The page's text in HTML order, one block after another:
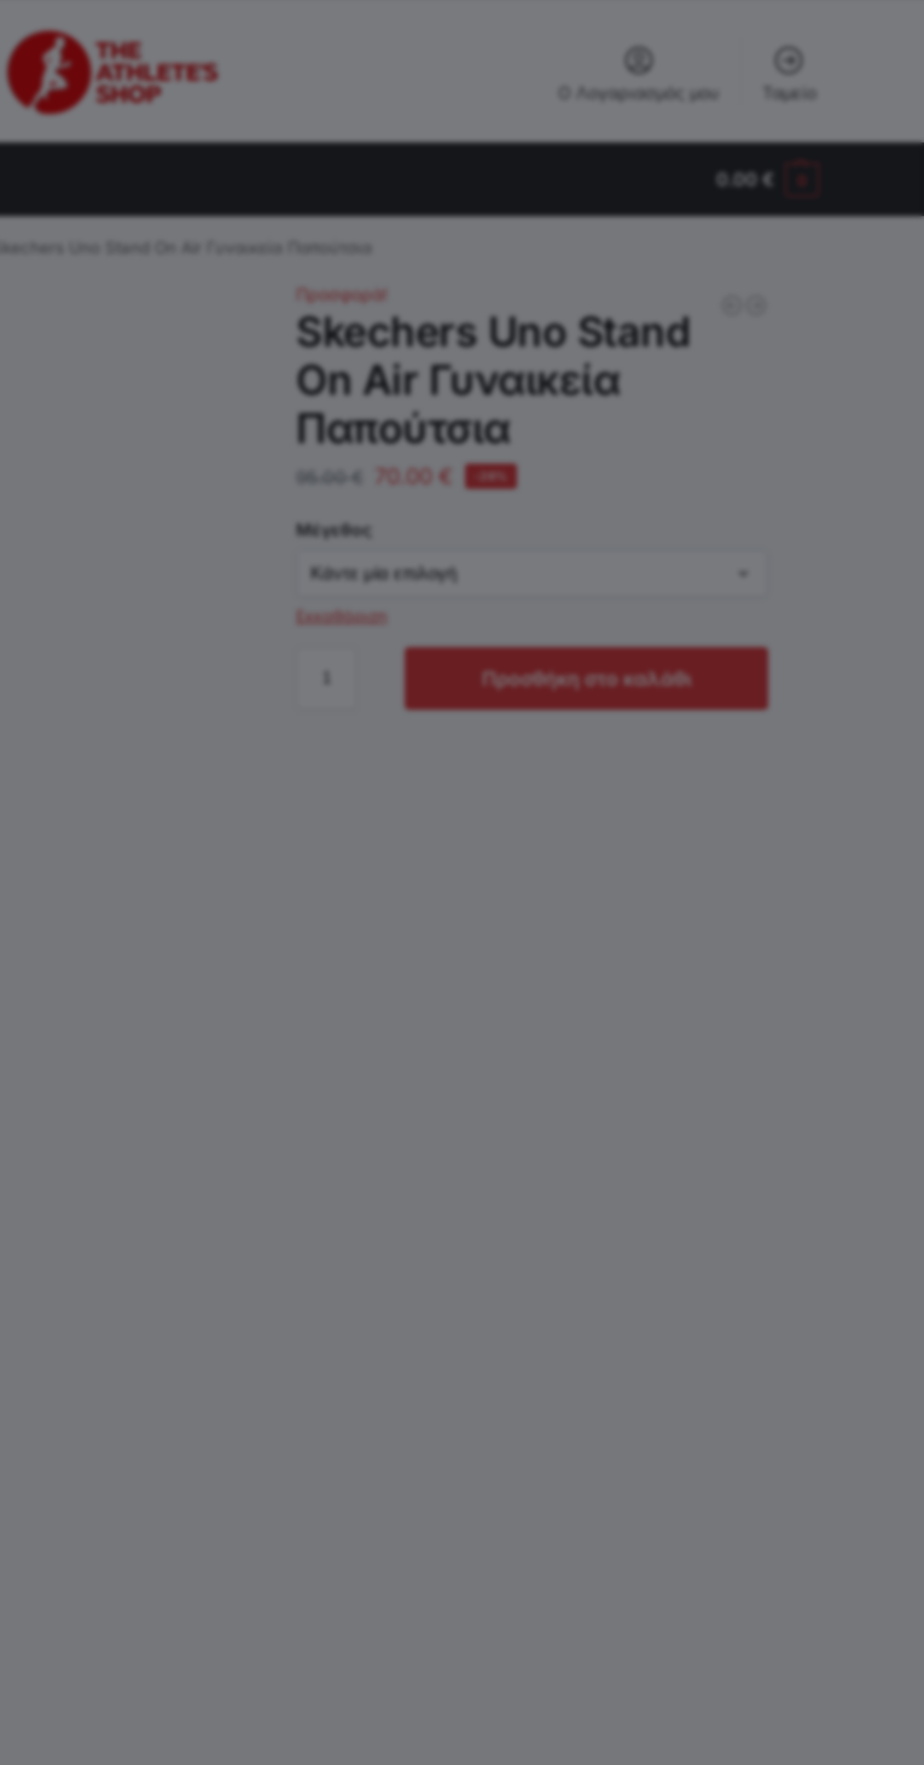
Ο Λογαριασμός μου Ταμείο
0.00€
Skechers Uno Stand On Air Γυναικεία Παπούτσια
Προσφορά!
Skechers Uno Stand
On Air Γυναικεία
Παπούτσια
95.00 € 70.00€ -26%
Μέγεθος
Εκκαθάριση
Προσθήκη στο καλάθι